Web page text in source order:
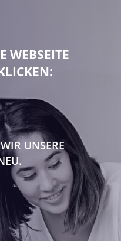
WEBSEITE
UNSERE